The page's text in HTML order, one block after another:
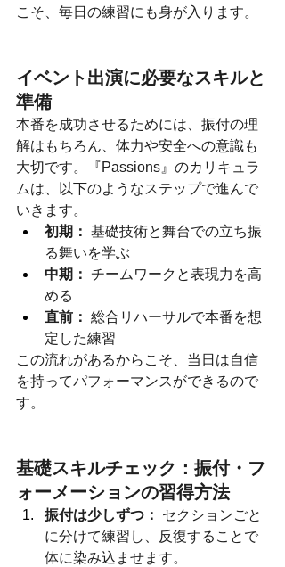
こそ、毎日の練習にも身が入ります。
イベント出演に必要なスキルと
準備
本番を成功させるためには、振付の理
解はもちろん、体力や安全への意識も
大切です。『Passions』のカリキュラ
ムは、以下のようなステップで進んで
いきます。
初期： 基礎技術と舞台での立ち振
る舞いを学ぶ
中期： チームワークと表現力を高
める
直前： 総合リハーサルで本番を想
定した練習
この流れがあるからこそ、当日は自信
を持ってパフォーマンスができるので
す。
基礎スキルチェック：振付・フ
ォーメーションの習得方法
振付は少しずつ：
セクションごと
に分けて練習し、反復することで
体に染み込ませます。